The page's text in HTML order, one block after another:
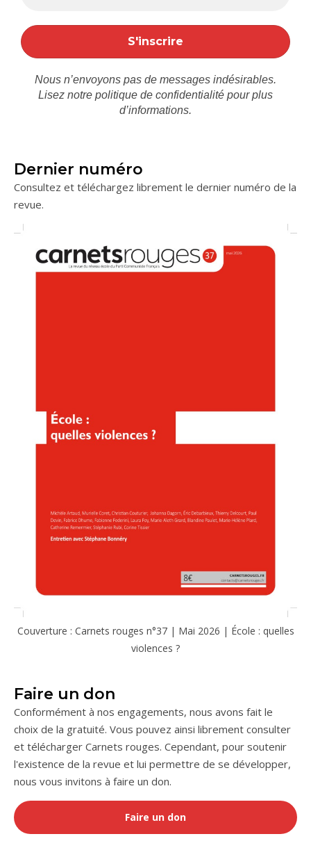
Nous n’envoyons pas de messages indésirables.
Lisez notre politique de confidentialité pour plus
d’informations.
Dernier numéro
Consultez et téléchargez librement le dernier numéro de la
revue.
Couverture : Carnets rouges n°37 | Mai 2026 | École : quelles
violences ?
Faire un don
Conformément à nos engagements, nous avons fait le
choix de la gratuité. Vous pouvez ainsi librement consulter
et télécharger Carnets rouges. Cependant, pour soutenir
l'existence de la revue et lui permettre de se développer,
nous vous invitons à faire un don.
Faire un don